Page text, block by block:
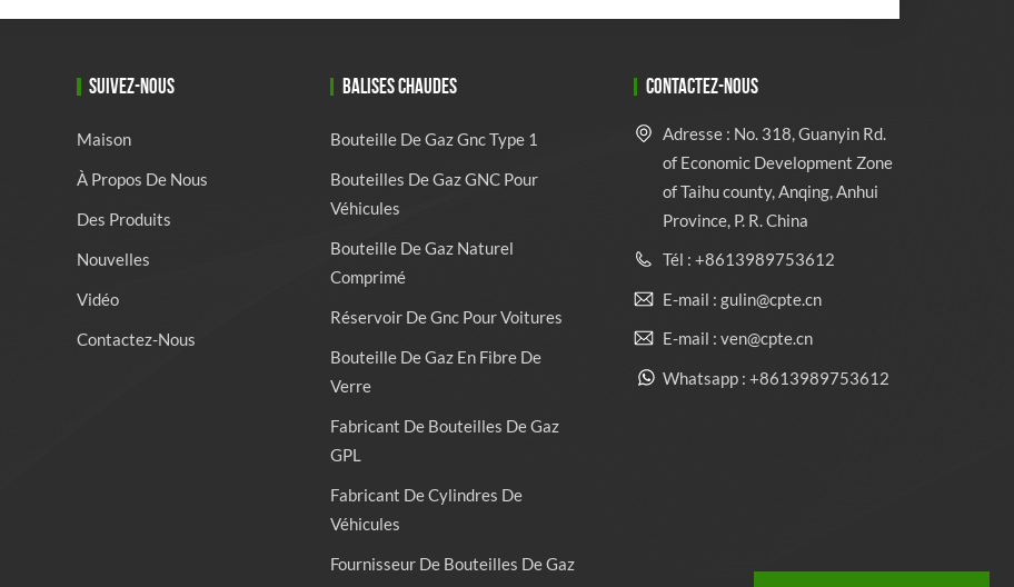
SUIVEZ-NOUS
Maison
À Propos De Nous
Des Produits
Nouvelles
Vidéo
Contactez-Nous
BALISES CHAUDES
Bouteille De Gaz Gnc Type 1
Bouteilles De Gaz GNC Pour
Véhicules
Bouteille De Gaz Naturel
Comprimé
Réservoir De Gnc Pour Voitures
Bouteille De Gaz En Fibre De
Verre
Fabricant De Bouteilles De Gaz
GPL
Fabricant De Cylindres De
Véhicules
Fournisseur De Bouteilles De Gaz
CONTACTEZ-NOUS
Adresse : No. 318, Guanyin Rd.
of Economic Development Zone
of Taihu county, Anqing, Anhui
Province, P. R. China
Tél : +8613989753612
E-mail : gulin@cpte.cn
E-mail : ven@cpte.cn
Whatsapp : +8613989753612